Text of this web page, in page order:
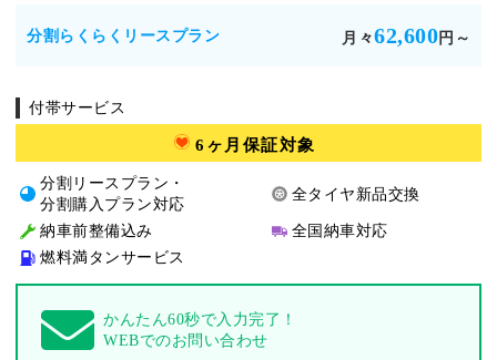
分割らくらくリースプラン 月々62,600 円～
付帯サービス
6ヶ月保証対象
分割リースプラン・
分割購入プラン対応
全タイヤ新品交換
納車前整備込み
全国納車対応
燃料満タンサービス
かんたん60秒で入力完了！
WEBでのお問い合わせ